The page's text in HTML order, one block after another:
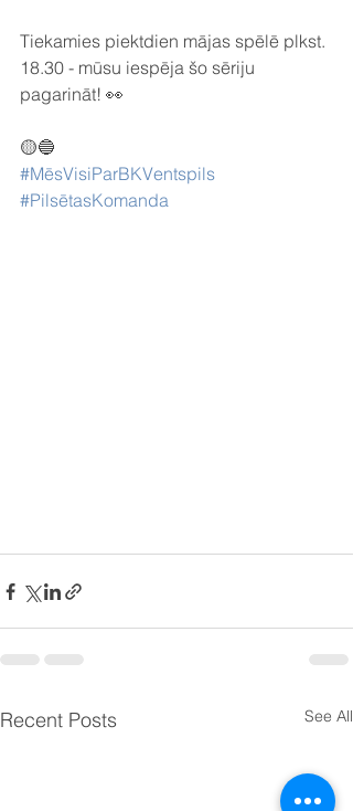
Tiekamies piektdien mājas spēlē plkst.
18.30 - mūsu iespēja šo sēriju
pagarināt! 👀
🟡🔵
#MēsVisiParBKVentspils
#PilsētasKomanda
Recent Posts See All